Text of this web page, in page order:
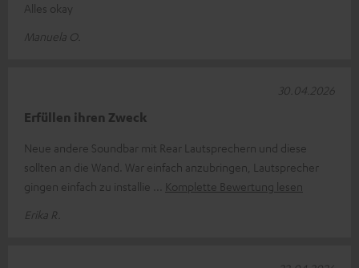
Alles okay
Manuela O.
Erfüllen ihren Zweck
Neue andere Soundbar mit Rear Lautsprechern und diese
sollten an die Wand. War einfach anzubringen, Lautsprecher
gingen einfach zu installie
Komplette Bewertung lesen
Erika R.
30.04.2026